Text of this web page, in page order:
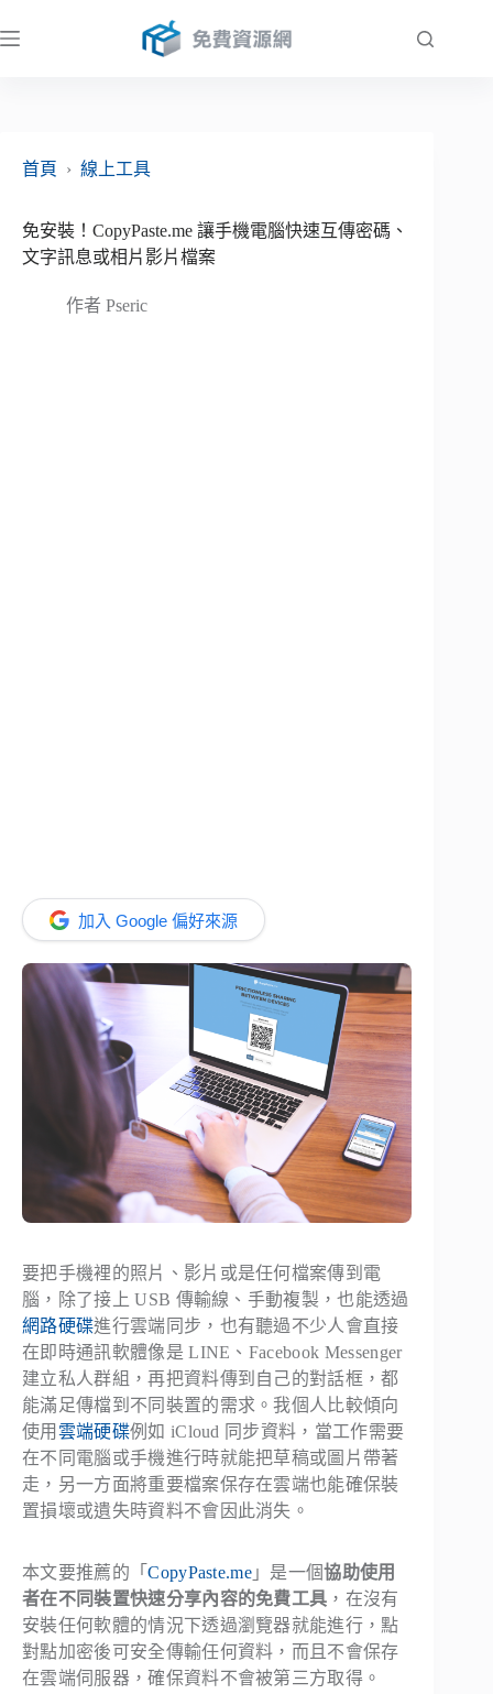
至
首頁
› 線上工具
免安裝！CopyPaste.me 讓手機電腦快速互傳密碼、
文字訊息或相片影片檔案
作者 Pseric
加入 Google 偏好來源
要把手機裡的照片、影片或是任何檔案傳到電
腦，除了接上 USB 傳輸線、手動複製，也能透過
網路硬碟進行雲端同步，也有聽過不少人會直接
在即時通訊軟體像是 LINE、Facebook Messenger
建立私人群組，再把資料傳到自己的對話框，都
能滿足傳檔到不同裝置的需求。我個人比較傾向
使用 雲端硬碟例如 iCloud 同步資料，當工作需要
在不同電腦或手機進行時就能把草稿或圖片帶著
走，另一方面將重要檔案保存在雲端也能確保裝
置損壞或遺失時資料不會因此消失。
本文要推薦的「CopyPaste.me 」是一個協助使用
者在不同裝置快速分享內容的免費工具 ，在沒有
安裝任何軟體的情況下透過瀏覽器就能進行，點
對點加密後可安全傳輸任何資料，而且不會保存
在雲端伺服器，確保資料不會被第三方取得。